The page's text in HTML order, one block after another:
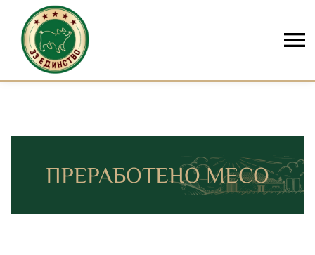
Skip to content
ПРЕРАБОТЕНО МЕСО